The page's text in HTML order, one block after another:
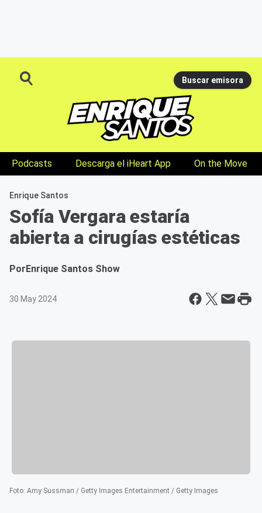
Buscar emisora
Podcasts Descarga el iHeart App On the Move
Enrique Santos
Sofía Vergara estaría
abierta a cirugías estéticas
PorEnrique Santos Show
30 May 2024
Foto: Amy Sussman / Getty Images Entertainment / Getty Images